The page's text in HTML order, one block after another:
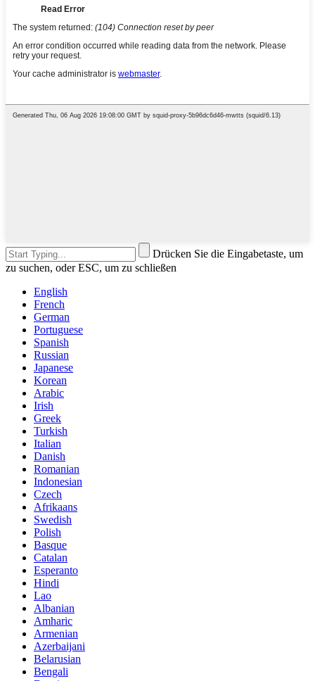
Drücken Sie die Eingabetaste, um
zu suchen, oder ESC, um zu schließen
English
French
German
Portuguese
Spanish
Russian
Japanese
Korean
Arabic
Irish
Greek
Turkish
Italian
Danish
Romanian
Indonesian
Czech
Afrikaans
Swedish
Polish
Basque
Catalan
Esperanto
Hindi
Lao
Albanian
Amharic
Armenian
Azerbaijani
Belarusian
Bengali